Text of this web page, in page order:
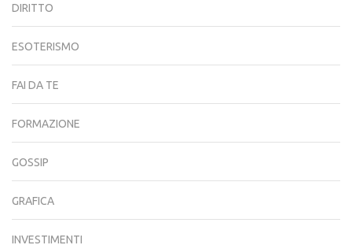
DIRITTO
ESOTERISMO
FAI DA TE
FORMAZIONE
GOSSIP
GRAFICA
INVESTIMENTI